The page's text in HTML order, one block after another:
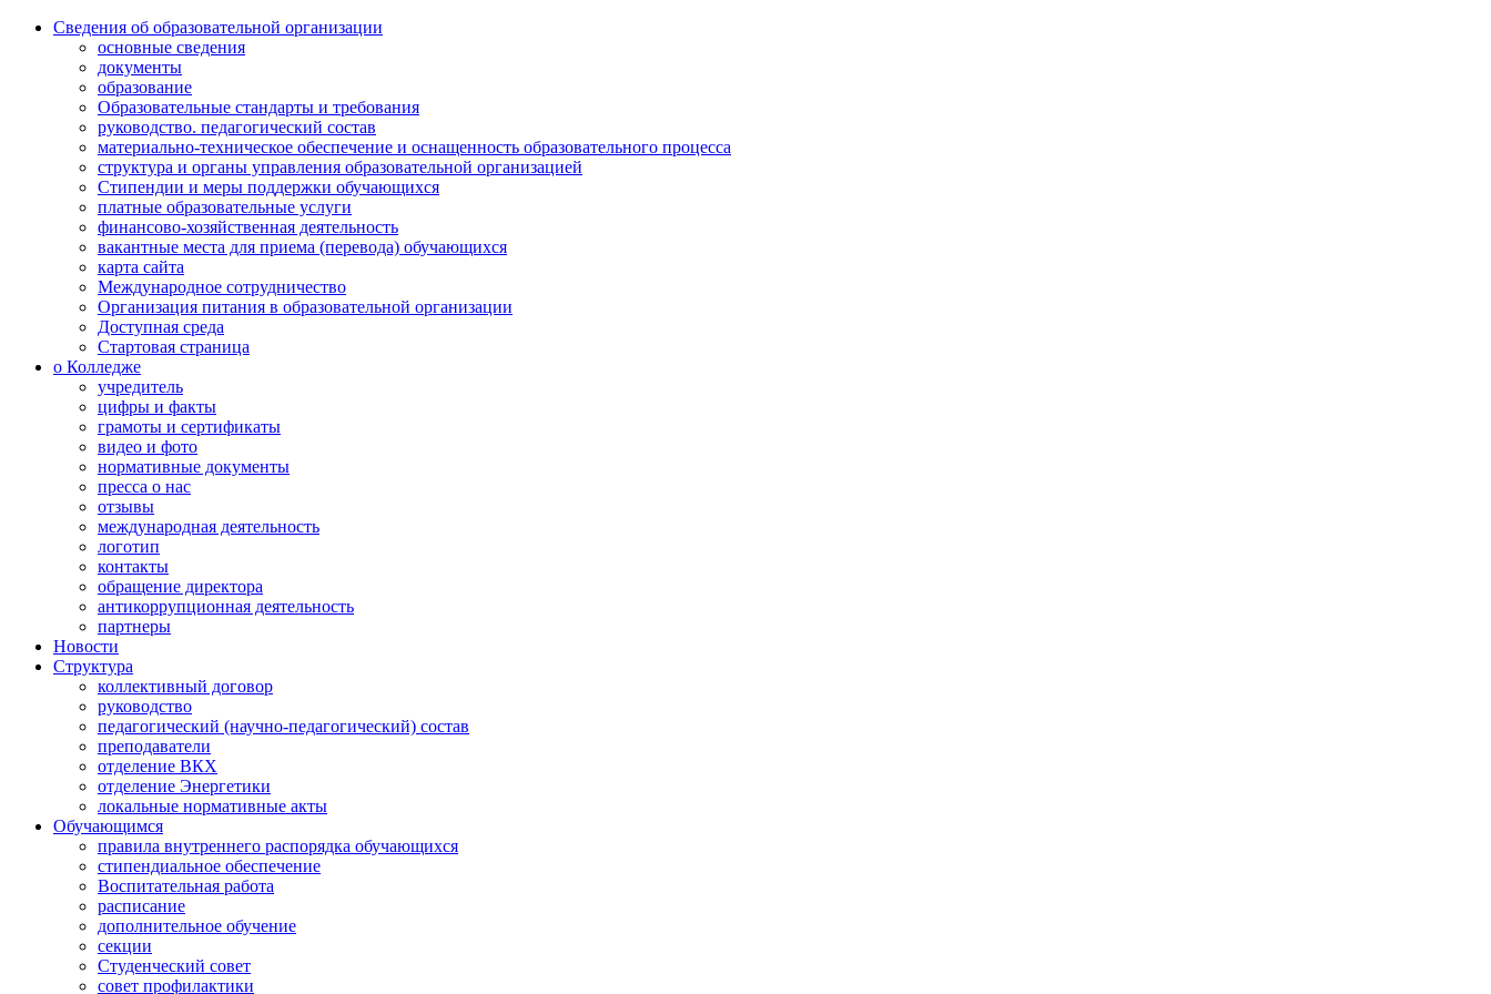
Сведения об образовательной организации
основные сведения
документы
образование
Образовательные стандарты и требования
руководство. педагогический состав
материально-техническое обеспечение и оснащенность образовательного процесса
структура и органы управления образовательной организацией
Стипендии и меры поддержки обучающихся
платные образовательные услуги
финансово-хозяйственная деятельность
вакантные места для приема (перевода) обучающихся
карта сайта
Международное сотрудничество
Организация питания в образовательной организации
Доступная среда
Стартовая страница
о Колледже
учредитель
цифры и факты
грамоты и сертификаты
видео и фото
нормативные документы
пресса о нас
отзывы
международная деятельность
логотип
контакты
обращение директора
антикоррупционная деятельность
партнеры
Новости
Структура
коллективный договор
руководство
педагогический (научно-педагогический) состав
преподаватели
отделение ВКХ
отделение Энергетики
локальные нормативные акты
Обучающимся
правила внутреннего распорядка обучающихся
стипендиальное обеспечение
Воспитательная работа
расписание
дополнительное обучение
секции
Студенческий совет
совет профилактики